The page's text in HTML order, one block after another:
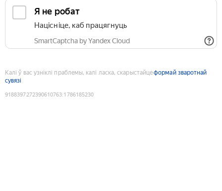
Я не робат
Націсніце, каб працягнуць
SmartCaptcha by Yandex Cloud
Калі ў вас узніклі праблемы, калі ласка, скарыстайцеформай зваротнай
сувязі
9188397272390610763:1786185230